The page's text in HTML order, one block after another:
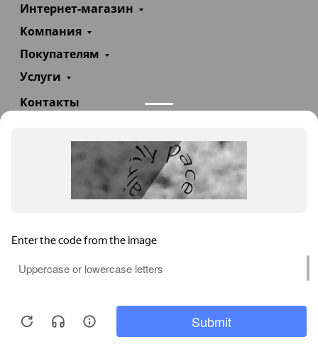
Интернет-магазин
Компания
Покупателям
Услуги
Контакты
info@teploexpert.com
Пн—Сб 09:00 – 18:00
TeploExpert.com © 2008 - 2026 Оборудование для
систем отопления, водоснабжения, канализации